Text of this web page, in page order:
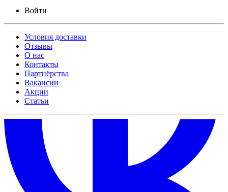
Войти
Условия доставки
Отзывы
О нас
Контакты
Партнёрства
Вакансии
Акции
Статьи